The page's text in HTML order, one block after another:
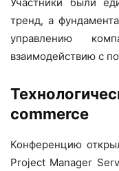
тренд, а
управлению
взаимодействию с
commerce
Конференцию
Project Manager